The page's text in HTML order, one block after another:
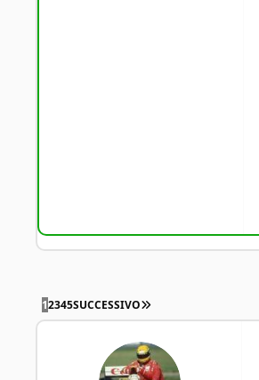
12345SUCCESSIVO ULTIMA PAGINA